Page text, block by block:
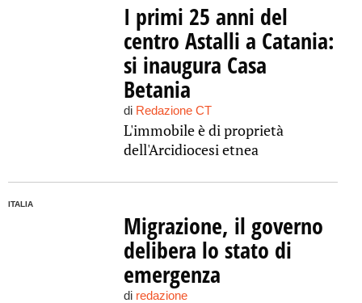
I primi 25 anni del
centro Astalli a Catania:
si inaugura Casa
Betania
di Redazione CT
L'immobile è di proprietà
dell'Arcidiocesi etnea
ITALIA
Migrazione, il governo
delibera lo stato di
emergenza
di redazione